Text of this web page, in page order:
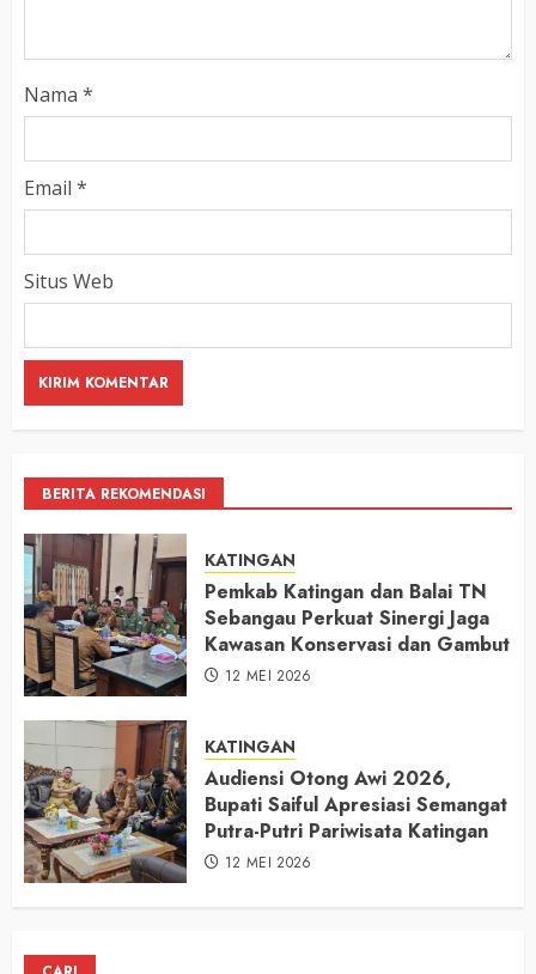
Nama *
Email *
Situs Web
BERITA REKOMENDASI
KATINGAN
Pemkab Katingan dan Balai TN
Sebangau Perkuat Sinergi Jaga
Kawasan Konservasi dan Gambut
12 MEI 2026
KATINGAN
Audiensi Otong Awi 2026,
Bupati Saiful Apresiasi Semangat
Putra-Putri Pariwisata Katingan
12 MEI 2026